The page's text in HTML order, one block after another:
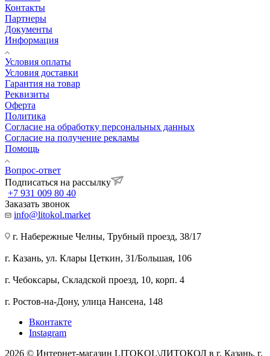
Контакты
Партнеры
Документы
Информация
Условия оплаты
Условия доставки
Гарантия на товар
Реквизиты
Оферта
Политика
Согласие на обработку персональных данных
Согласие на получение рекламы
Помощь
Вопрос-ответ
Подписаться на рассылку
+7 931 009 80 40
Заказать звонок
info@litokol.market
г. Набережные Челны, Трубный проезд, 38/17
г. Казань, ул. Клары Цеткин, 31/Большая, 106
г. Чебоксары, Складской проезд, 10, корп. 4
г. Ростов-на-Дону, улица Нансена, 148
Вконтакте
Instagram
2026 © Интернет-магазин LITOKOL\ЛИТОКОЛ в г. Казань, г.